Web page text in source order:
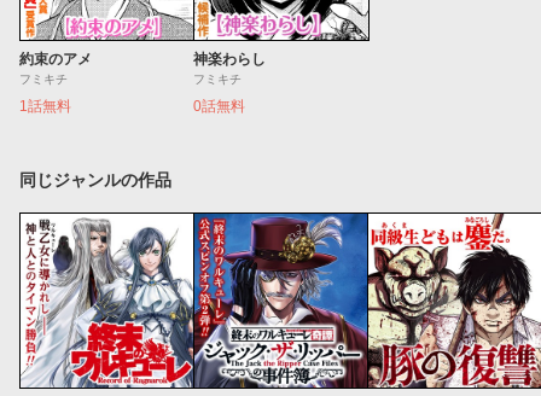
約束のアメ
フミキチ
1話無料
神楽わらし
フミキチ
0話無料
同じジャンルの作品